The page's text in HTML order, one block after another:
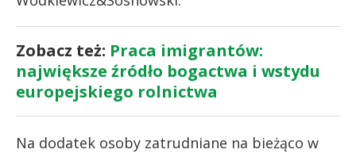
Zobacz też: Praca imigrantów:
największe źródło bogactwa i wstydu
europejskiego rolnictwa
Na dodatek osoby zatrudniane na bieżąco w